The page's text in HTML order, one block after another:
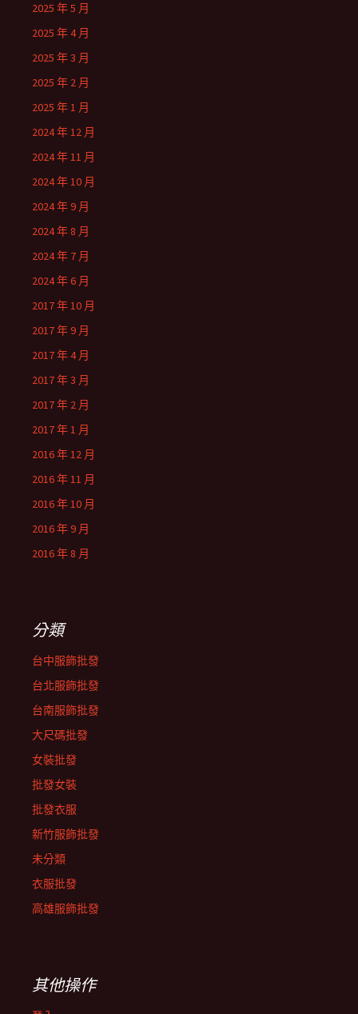
2025 年 5 月
2025 年 4 月
2025 年 3 月
2025 年 2 月
2025 年 1 月
2024 年 12 月
2024 年 11 月
2024 年 10 月
2024 年 9 月
2024 年 8 月
2024 年 7 月
2024 年 6 月
2017 年 10 月
2017 年 9 月
2017 年 4 月
2017 年 3 月
2017 年 2 月
2017 年 1 月
2016 年 12 月
2016 年 11 月
2016 年 10 月
2016 年 9 月
2016 年 8 月
分類
台中服飾批發
台北服飾批發
台南服飾批發
大尺碼批發
女裝批發
批發女裝
批發衣服
新竹服飾批發
未分類
衣服批發
高雄服飾批發
其他操作